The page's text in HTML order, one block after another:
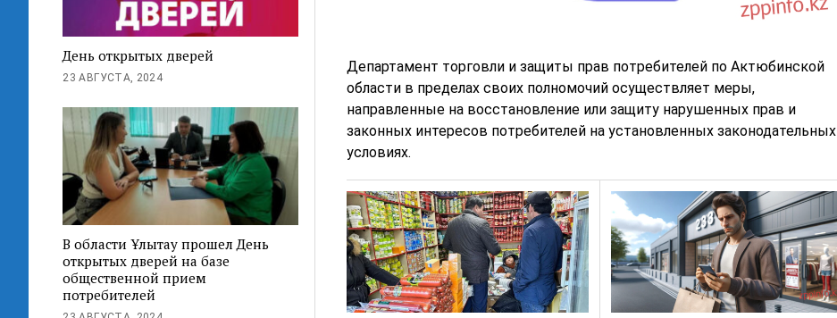
День открытых дверей
23 АВГУСТА, 2024
В области Ұлытау прошел День
открытых дверей на базе
общественной прием
потребителей
Департамент торговли и защиты прав потребителей по Актюбинской
области в пределах своих полномочий осуществляет меры,
направленные на восстановление или защиту нарушенных прав и
законных интересов потребителей на установленных законодательных
условиях.